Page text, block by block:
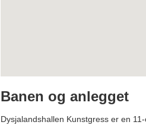
Banen og anlegget
Dysjalandshallen Kunstgress er en